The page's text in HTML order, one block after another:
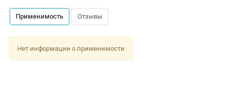
Применимость Отзывы
Нет информации о применимости